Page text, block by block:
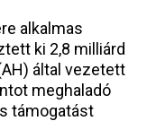
alkalmas
ki 2,8 milliárd
által vezetett
meghaladó
támogatást